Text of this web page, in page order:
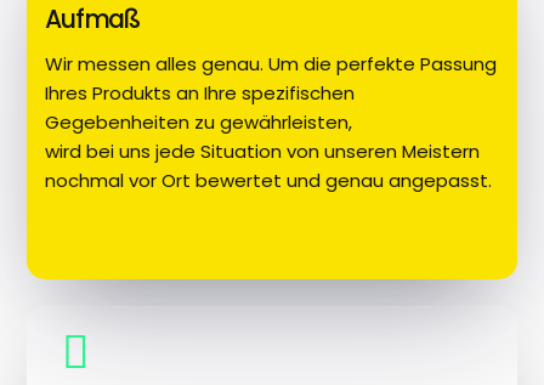
Aufmaß
Wir messen alles genau. Um die perfekte Passung
Ihres Produkts an Ihre spezifischen
Gegebenheiten zu gewährleisten,
wird bei uns jede Situation von unseren Meistern
nochmal vor Ort bewertet und genau angepasst.